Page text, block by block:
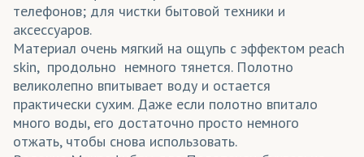
телефонов; для чистки бытовой техники и
аксессуаров.
Материал очень мягкий на ощупь с эффектом peach
skin, продольно немного тянется. Полотно
великолепно впитывает воду и остается
практически сухим. Даже если полотно впитало
много воды, его достаточно просто немного
отжать, чтобы снова использовать.